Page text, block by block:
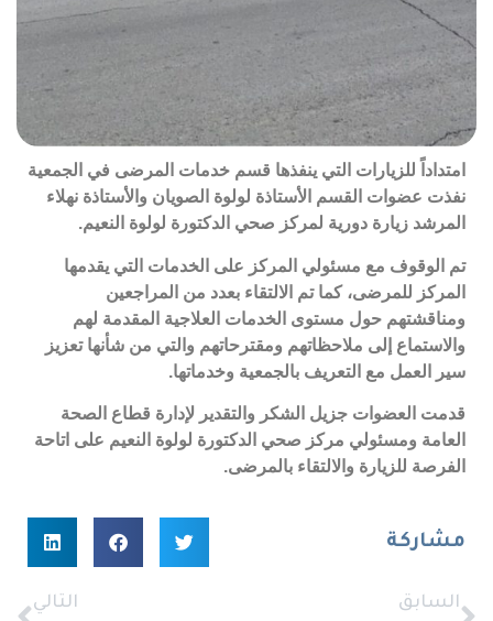
امتداداً للزيارات التي ينفذها قسم خدمات المرضى في الجمعية
نفذت عضوات القسم الأستاذة لولوة الصويان والأستاذة نهلاء
المرشد زيارة دورية لمركز صحي الدكتورة لولوة النعيم.
تم
الوقوف مع مسئولي المركز على الخدمات التي يقدمها
المركز للمرضى، كما تم الالتقاء بعدد من المراجعين
ومناقشتهم حول مستوى الخدمات العلاجية المقدمة لهم
والاستماع إلى ملاحظاتهم ومقترحاتهم والتي من شأنها تعزيز
سير العمل مع التعريف بالجمعية وخدماتها.
قدمت العضوات جزيل الشكر والتقدير لإدارة قطاع الصحة
العامة ومسئولي مركز صحي الدكتورة لولوة النعيم على اتاحة
الفرصة للزيارة والالتقاء بالمرضى.
مشاركة
السابق التالي